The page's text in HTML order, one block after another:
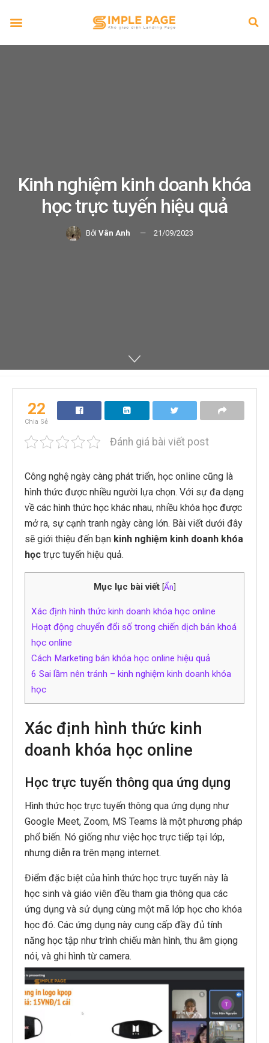
Kinh nghiệm kinh doanh khóa
học trực tuyến hiệu quả
Bởi Vân Anh 21/09/2023
22
Chia Sẻ
Đánh giá bài viết post
Công nghệ ngày càng phát triển, học online cũng là
hình thức được nhiều người lựa chọn. Với sự đa dạng
về các hình thức học khác nhau, nhiều khóa học được
mở ra, sự cạnh tranh ngày càng lớn. Bài viết dưới đây
sẽ giới thiệu đến bạn kinh nghiệm kinh doanh khóa
học trực tuyến hiệu quả.
Mục lục bài viết [Ẩn]
Xác định hình thức kinh doanh khóa học online
Hoạt động chuyển đổi số trong chiến dịch bán khoá
học online
Cách Marketing bán khóa học online hiệu quả
6 Sai lầm nên tránh – kinh nghiệm kinh doanh khóa
học
Xác định hình thức kinh
doanh khóa học online
Học trực tuyến thông qua ứng dụng
Hình thức học trực tuyến thông qua ứng dụng như
Google Meet, Zoom, MS Teams là một phương pháp
phổ biến. Nó giống như việc học trực tiếp tại lớp,
nhưng diễn ra trên mạng internet.
Điểm đặc biệt của hình thức học trực tuyến này là
học sinh và giáo viên đều tham gia thông qua các
ứng dụng và sử dụng cùng một mã lớp học cho khóa
học đó. Các ứng dụng này cung cấp đầy đủ tính
năng học tập như trình chiếu màn hình, thu âm giọng
nói, và ghi hình từ camera.